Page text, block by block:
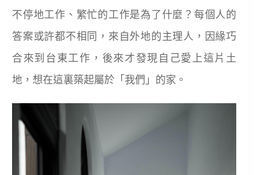
不停地工作、繁忙的工作是為了什麼？每個人的
答案或許都不相同，來自外地的主理人，因緣巧
合來到台東工作，後來才發現自己愛上這片土
地，想在這裏築起屬於「我們」的家。